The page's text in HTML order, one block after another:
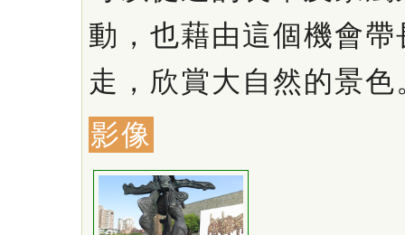
動，也藉由這個機會
走，欣賞大自然的景色
影像